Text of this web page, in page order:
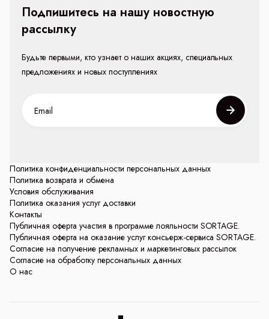
Политика конфиденциальности персональных данных
Политика возврата и обмена
Условия обслуживания
Политика оказания услуг доставки
Контакты
Публичная оферта участия в программе лояльности SORTAGE.
Публичная оферта на оказание услуг консьерж-сервиса SORTAGE.
Согласие на получение рекламных и маркетинговых рассылок
Согласие на обработку персональных данных
О нас
Подпишитесь на нашу новостную
рассылку
Будьте первыми, кто узнает о наших акциях, специальных
предложениях и новых поступлениях